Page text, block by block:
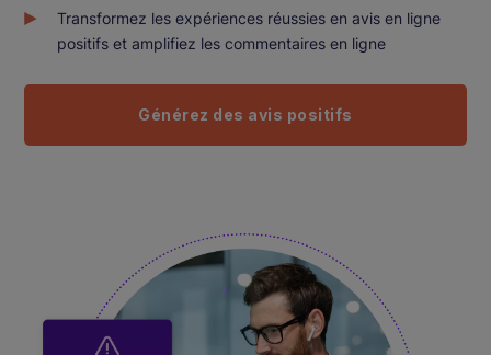
Transformez les expériences réussies en avis en ligne
positifs et amplifiez les commentaires en ligne
Générez des avis positifs